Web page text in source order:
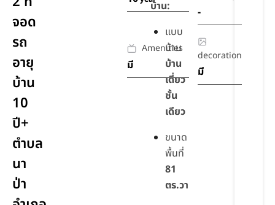
จอด
รถ
อายุ
บ้าน
10
ปี+
ตำบล
นา
ป่า
-
Amenities
มี
decoration
มี
บ้าน:
แบบ
บ้าน
บ้าน
เดี่ยว
ชั้น
เดียว
ขนาด
พื้นที่
81
ตร.วา